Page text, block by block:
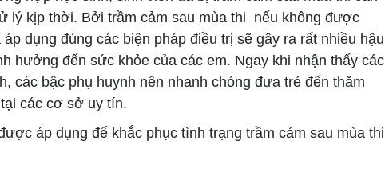
lý kịp thời. Bởi trầm cảm sau mùa thi nếu không được
dụng đúng các biện pháp điều trị sẽ gây ra rất nhiều hậu
hưởng đến sức khỏe của các em. Ngay khi nhận thấy các
các bậc phụ huynh nên nhanh chóng đưa trẻ đến thăm
các cơ sở uy tín.
áp dụng để khắc phục tình trạng trầm cảm sau mùa thi